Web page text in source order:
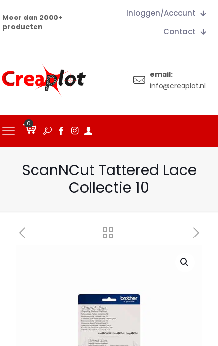
Meer dan 2000+
producten
Inloggen/Account
Contact
email:
info@creaplot.nl
0
ScanNCut Tattered Lace
Collectie 10